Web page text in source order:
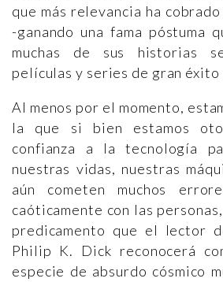
que más relevancia ha
-ganando una fama póstuma
muchas de sus historias
películas y series de gran éxito
Al menos por el momento,
la que si bien estamos
confianza a la tecnología
nuestras vidas, nuestras
aún cometen muchos
caóticamente con las
predicamento que el lector
Philip K. Dick reconocerá
especie de absurdo cósmico